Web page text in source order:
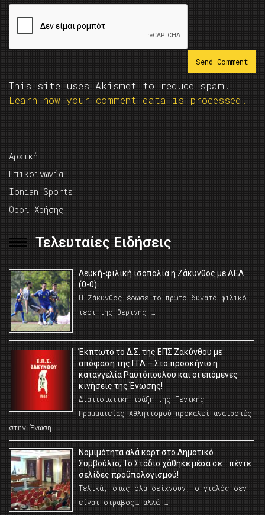
This site uses Akismet to reduce spam.
Learn how your comment data is processed.
Αρχική
Επικοινωνία
Ionian Sports
Όροι Χρήσης
Τελευταίες Ειδήσεις
Λευκή-φιλική ισοπαλία η Ζάκυνθος με ΑΕΛ
(0-0)
Η Ζάκυνθος έδωσε το πρώτο δυνατό φιλικό
τεστ της θερινής …
Έκπτωτο το Δ.Σ. της ΕΠΣ Ζακύνθου με
απόφαση της ΓΓΑ – Στο προσκήνιο η
καταγγελία Ραυτόπουλου και οι επόμενες
κινήσεις της Ένωσης!
Διαπιστωτική πράξη της Γενικής
Γραμματείας Αθλητισμού προκαλεί ανατροπές
στην Ένωση …
Νομιμότητα αλά καρτ στο Δημοτικό
Συμβούλιο; Το Στάδιο χάθηκε μέσα σε… πέντε
σελίδες προϋπολογισμού!
Τελικά, όπως όλα δείχνουν, ο γιαλός δεν
είναι στραβός… αλλά …